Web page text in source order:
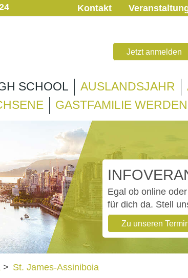
Kontakt
Jetzt anmelden
SCHOOL AUSLANDSJAHR
GASTFAMILIE WERDEN
Egal ob online
für dich da. Stell
Zu unseren
> St. James-Assiniboia